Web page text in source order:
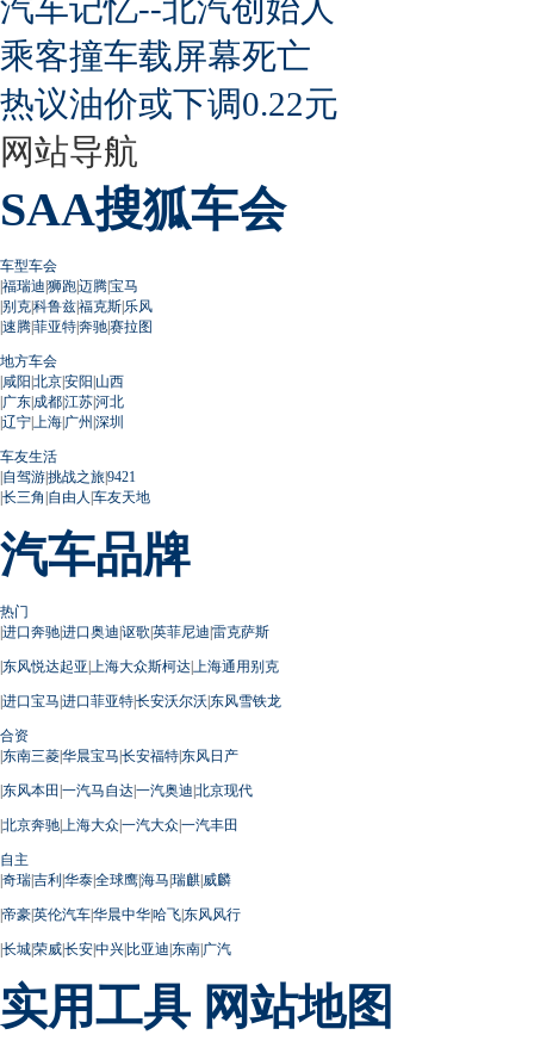
汽车记忆--北汽创始人
乘客撞车载屏幕死亡
热议油价或下调0.22元
网站导航
SAA搜狐车会
车型车会
|福瑞迪|狮跑|迈腾|宝马
|别克|科鲁兹|福克斯|乐风
|速腾|菲亚特|奔驰|赛拉图
地方车会
|咸阳|北京|安阳|山西
|广东|成都|江苏|河北
|辽宁| 上海|广州 |深圳
车友生活
|自驾游|挑战之旅|9421
|长三角 |自由人 |车友天地
汽车品牌
热门
|进口奔驰|进口奥迪|讴歌|英菲尼迪|雷克萨斯
|东风悦达起亚| 上海大众斯柯达| 上海通用别克
|进口宝马|进口菲亚特|长安沃尔沃|东风雪铁龙
合资
|东南三菱|华晨宝马|长安福特|东风日产
|东风本田 |一汽马自达|一汽奥迪|北京现代
|北京奔驰| 上海大众|一汽大众|一汽丰田
自主
|奇瑞|吉利|华泰|全球鹰|海马|瑞麒|威麟
|帝豪|英伦汽车|华晨中华|哈飞|东风风行
|长城|荣威|长安|中兴|比亚迪|东南|广汽
实用工具 网站地图